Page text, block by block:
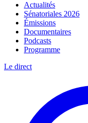
Actualités
Sénatoriales 2026
Émissions
Documentaires
Podcasts
Programme
Le direct